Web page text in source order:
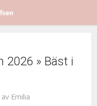
2026 » Bäst i
av Emilia